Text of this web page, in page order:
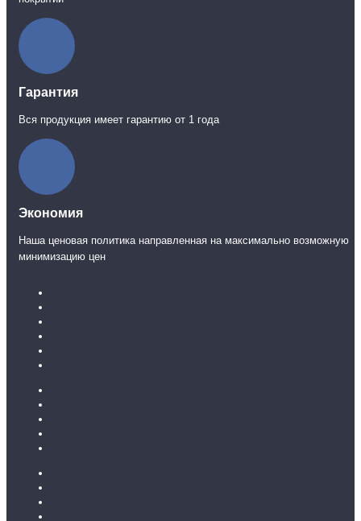
Гарантия
Вся продукция имеет гарантию от 1 года
Экономия
Наша ценовая политика направленная на максимально возможную
минимизацию цен